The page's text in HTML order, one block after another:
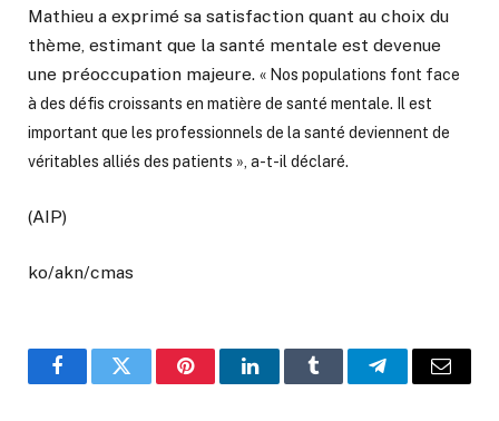
Mathieu a exprimé sa satisfaction quant au choix du
thème, estimant que la santé mentale est devenue
une préoccupation majeure. « Nos populations font face
à des défis croissants en matière de santé mentale. Il est
important que les professionnels de la santé deviennent de
véritables alliés des patients », a-t-il déclaré.
(AIP)
ko/akn/cmas
FacebookTwitter PinterestLinkedInTumblr TelegramEmail